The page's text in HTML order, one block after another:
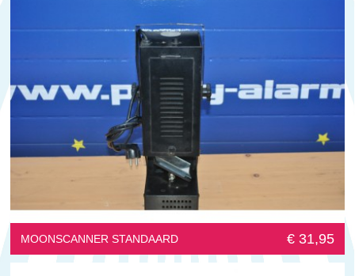
MOONSCANNER STANDAARD € 31,95